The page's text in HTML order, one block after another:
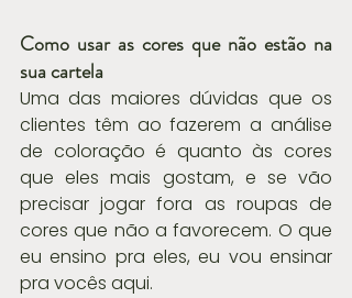
Como usar as cores que não estão na
sua cartela
Uma das maiores dúvidas que os
clientes têm ao fazerem a análise
de coloração é quanto às cores
que eles mais gostam, e se vão
precisar jogar fora as roupas de
cores que não a favorecem. O que
eu ensino pra eles, eu vou ensinar
pra vocês aqui.